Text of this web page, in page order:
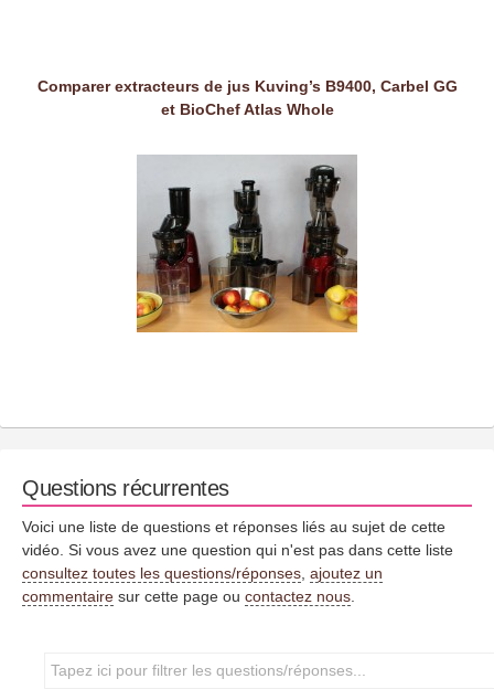
Comparer extracteurs de jus Kuving’s B9400, Carbel GG
et BioChef Atlas Whole
Questions récurrentes
Voici une liste de questions et réponses liés au sujet de cette
vidéo. Si vous avez une question qui n'est pas dans cette liste
consultez toutes les questions/réponses ajoutez un
commentaire sur cette page ou contactez nous